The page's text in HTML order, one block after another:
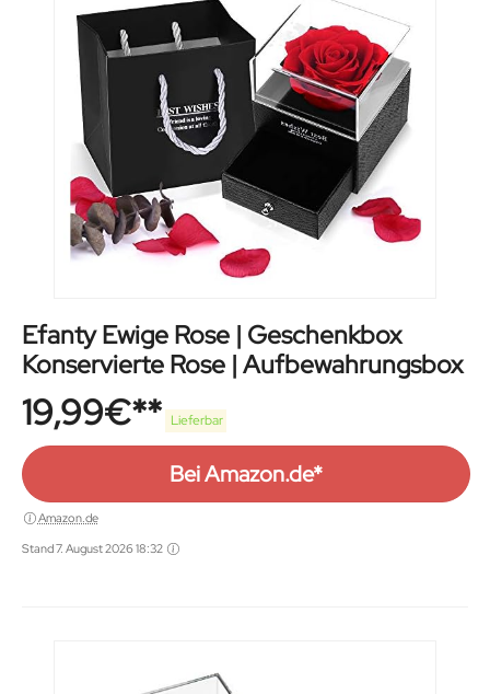
Efanty Ewige Rose | Geschenkbox
Konservierte Rose | Aufbewahrungsbox
19,99€ Lieferbar
Bei Amazon.de*
Amazon.de
Stand 7. August 2026 18:32